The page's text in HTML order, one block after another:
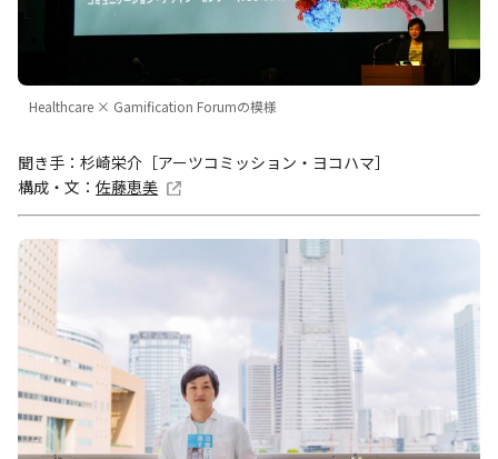
Healthcare × Gamification Forumの模様
聞き手：杉崎栄介［アーツコミッション・ヨコハマ］
構成・文： 佐藤恵美